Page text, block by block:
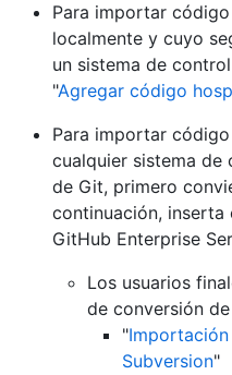
Para importar
localmente y cuyo
un sistema de
"Agregar código
Para importar
cualquier sistema
de Git, primero
continuación,
GitHub Enterprise
Los usuarios
de conversión
"
Subversion"